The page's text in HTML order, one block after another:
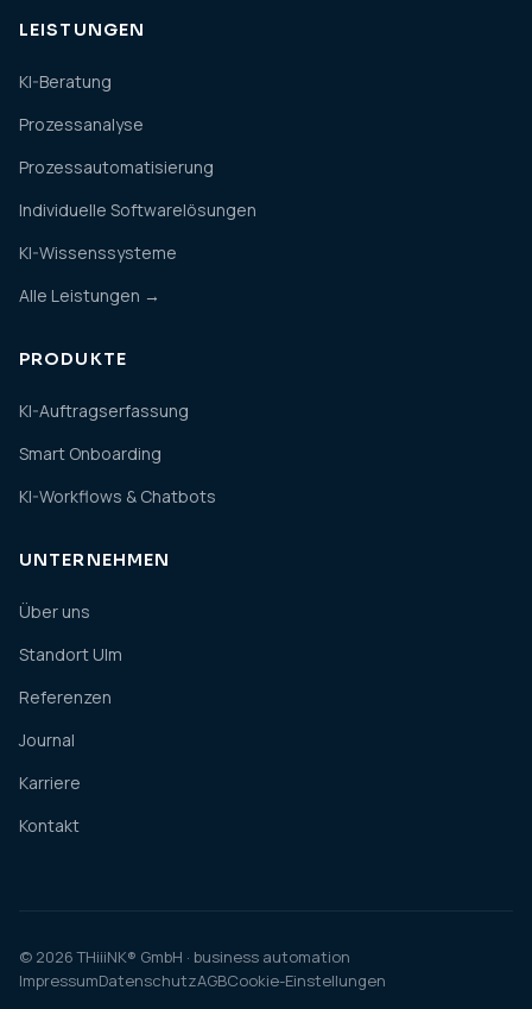
LEISTUNGEN
KI-Beratung
Prozessanalyse
Prozessautomatisierung
Individuelle Softwarelösungen
KI-Wissenssysteme
Alle Leistungen →
PRODUKTE
KI-Auftragserfassung
Smart Onboarding
KI-Workflows & Chatbots
UNTERNEHMEN
Über uns
Standort Ulm
Referenzen
Journal
Karriere
Kontakt
© 2026 THiiiNK® GmbH · business automation
ImpressumDatenschutzAGBCookie-Einstellungen